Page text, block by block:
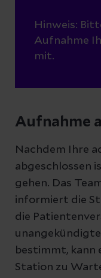
Hinweis:
Aufnahme
mit.
Aufnahme
Nachdem Ihre
abgeschlossen
gehen. Das
informiert die
die
bestimmt, kann
Station zu